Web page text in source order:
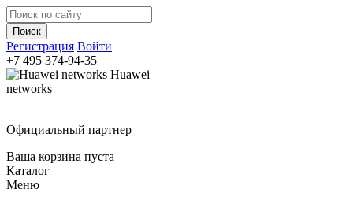
Регистрация Войти
+7 495 374-94-35
Huawei
networks
Официальный партнер
Ваша корзина пуста
Каталог
Меню